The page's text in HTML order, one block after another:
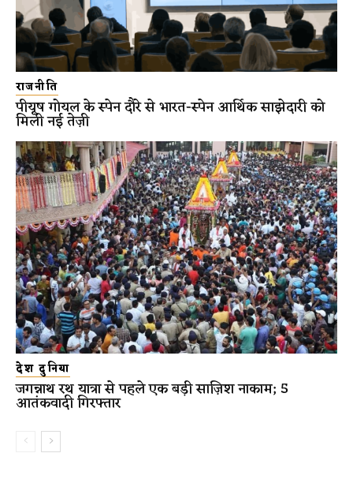
राजनीति
पीयूष गोयल के स्पेन दौरे से भारत-स्पेन आर्थिक साझेदारी को
मिली नई तेज़ी
देश दुनिया
जगन्नाथ रथ यात्रा से पहले एक बड़ी साज़िश नाकाम; 5
आतंकवादी गिरफ्तार